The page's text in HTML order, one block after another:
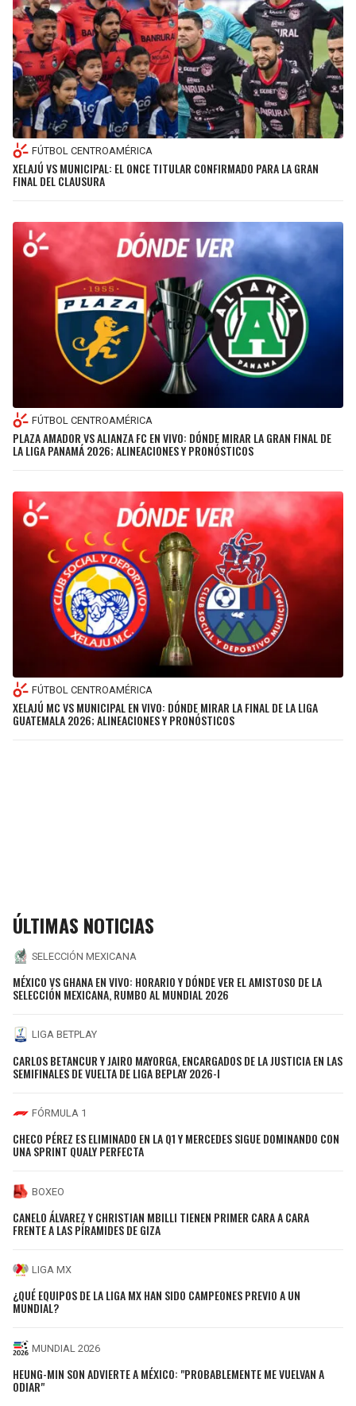
FÚTBOL CENTROAMÉRICA
XELAJÚ VS MUNICIPAL: EL ONCE TITULAR CONFIRMADO PARA LA GRAN
FINAL DEL CLAUSURA
FÚTBOL CENTROAMÉRICA
PLAZA AMADOR VS ALIANZA FC EN VIVO: DÓNDE MIRAR LA GRAN FINAL DE
LA LIGA PANAMÁ 2026; ALINEACIONES Y PRONÓSTICOS
FÚTBOL CENTROAMÉRICA
XELAJÚ MC VS MUNICIPAL EN VIVO: DÓNDE MIRAR LA FINAL DE LA LIGA
GUATEMALA 2026; ALINEACIONES Y PRONÓSTICOS
ÚLTIMAS NOTICIAS
SELECCIÓN MEXICANA
MÉXICO VS GHANA EN VIVO: HORARIO Y DÓNDE VER EL AMISTOSO DE LA
SELECCIÓN MEXICANA, RUMBO AL MUNDIAL 2026
LIGA BETPLAY
CARLOS BETANCUR Y JAIRO MAYORGA, ENCARGADOS DE LA JUSTICIA EN LAS
SEMIFINALES DE VUELTA DE LIGA BEPLAY 2026-I
FÓRMULA 1
CHECO PÉREZ ES ELIMINADO EN LA Q1 Y MERCEDES SIGUE DOMINANDO CON
UNA SPRINT QUALY PERFECTA
BOXEO
CANELO ÁLVAREZ Y CHRISTIAN MBILLI TIENEN PRIMER CARA A CARA
FRENTE A LAS PÍRAMIDES DE GIZA
LIGA MX
¿QUÉ EQUIPOS DE LA LIGA MX HAN SIDO CAMPEONES PREVIO A UN
MUNDIAL?
MUNDIAL 2026
HEUNG-MIN SON ADVIERTE A MÉXICO: "PROBABLEMENTE ME VUELVAN A
ODIAR"